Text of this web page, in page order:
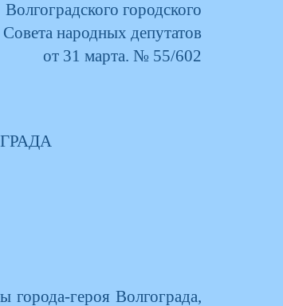
Волгоградского городского
Совета народных депутатов
от 31 марта. № 55/602
города-героя Волгограда,